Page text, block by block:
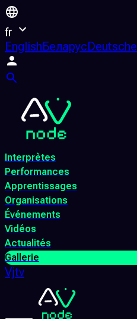
fr
EnglishБеларусDeutsche
Interprètes
Performances
Apprentissages
Organisations
Événements
Vidéos
Actualités
Gallerie
Vjtv